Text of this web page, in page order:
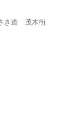
き道 茂木街